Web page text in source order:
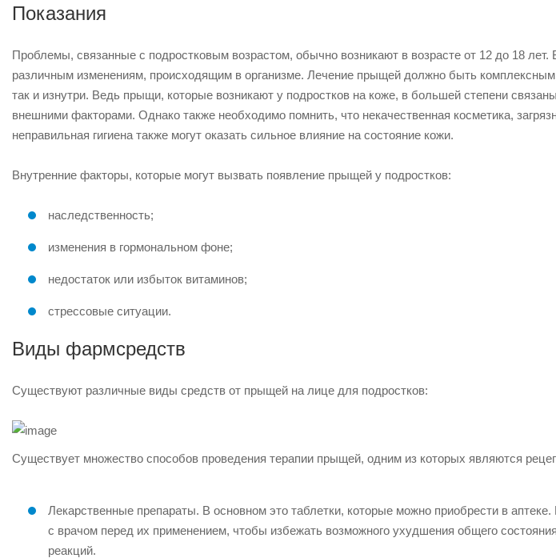
Показания
Проблемы, связанные с подростковым возрастом, обычно возникают в возрасте от 12 до 18 лет.
различным изменениям, происходящим в организме. Лечение прыщей должно быть
так и изнутри. Ведь прыщи, которые возникают у подростков на коже, в большей степени
внешними факторами. Однако также необходимо помнить, что некачественная косметика,
неправильная гигиена также могут оказать сильное влияние на состояние кожи.
Внутренние факторы, которые могут вызвать появление прыщей у подростков:
наследственность;
изменения в гормональном фоне;
недостаток или избыток витаминов;
стрессовые ситуации.
Виды фармсредств
Существуют различные виды средств от прыщей на лице для подростков:
Существует множество способов проведения терапии прыщей, одним из которых являются
Лекарственные препараты. В основном это таблетки, которые можно приобрести в аптеке.
с врачом перед их применением, чтобы избежать возможного ухудшения общего
реакций.